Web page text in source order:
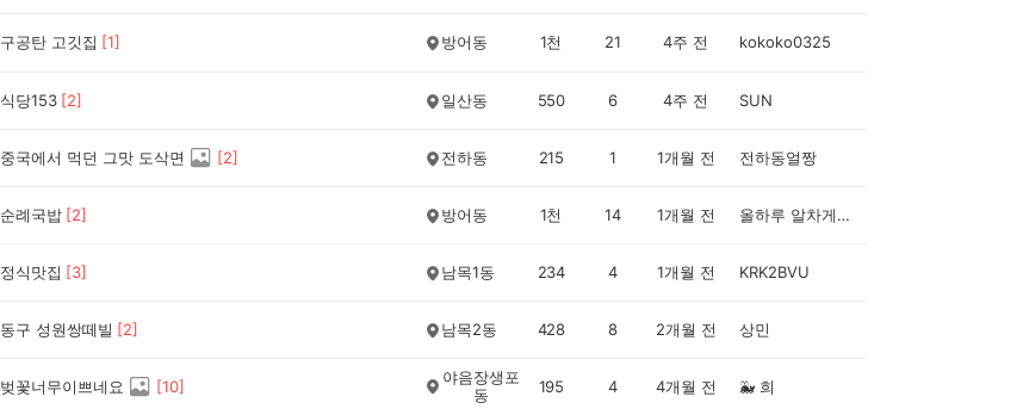
구공탄 고깃집 [1] 방어동 1천 21 4주 전 kokoko0325
식당153 [2] 일산동 550 6 4주 전 SUN
중국에서 먹던 그맛 도삭면 [2] 전하동 215 1 1개월 전 전하동얼짱
순례국밥 [2] 방어동 1천 14 1개월 전 올하루 알차게~♡♡♡
정식맛집 [3] 남목1동 234 4 1개월 전 KRK2BVU
동구 성원쌍떼빌 [2] 남목2동 428 8 2개월 전 상민
벚꽃너무이쁘네요 [10]
야음장생포
동
195 4 4개월 전 🐳 희